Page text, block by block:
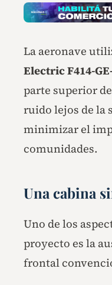
La aeronave
Electric F414-
parte superior
ruido lejos de la
minimizar el
comunidades.
Una cabina
Uno de los
proyecto es la
frontal